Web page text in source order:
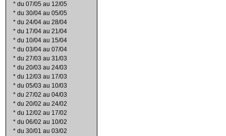
* du 07/05 au 12/05
* du 30/04 au 05/05
* du 24/04 au 28/04
* du 17/04 au 21/04
* du 10/04 au 15/04
* du 03/04 au 07/04
* du 27/03 au 31/03
* du 20/03 au 24/03
* du 12/03 au 17/03
* du 05/03 au 10/03
* du 27/02 au 04/03
* du 20/02 au 24/02
* du 12/02 au 17/02
* du 06/02 au 10/02
* du 30/01 au 03/02